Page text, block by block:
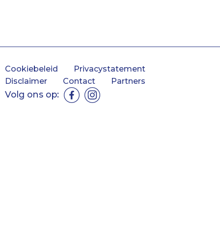
Cookiebeleid
Privacystatement
Disclaimer
Contact Partners
Volg ons op: